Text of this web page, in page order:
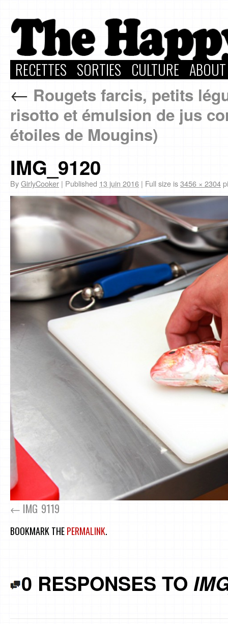
RECETTES SORTIES CULTURE
← Rougets farcis, petits
risotto et émulsion de jus
étoiles de Mougins)
IMG_9120
ByGirlyCooker | Published 13 juin 2016 | Full size is3456 × 2304
IMG_9119
BOOKMARK THEPERMALINK.
0 RESPONSES TO